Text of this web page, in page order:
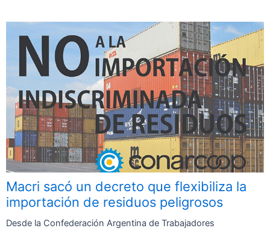
Macri sacó un decreto que flexibiliza la
importación de residuos peligrosos
Desde la Confederación Argentina de Trabajadores